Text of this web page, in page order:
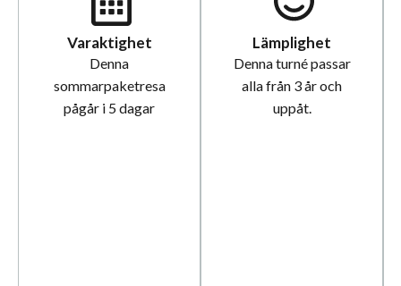
Varaktighet
Denna
sommarpaketresa
pågår i 5 dagar
Lämplighet
Denna turné passar
alla från 3 år och
uppåt.